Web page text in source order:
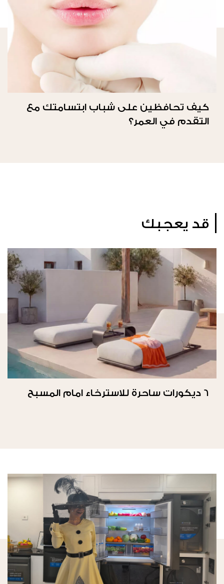
كيف تحافظين على شباب ابتسامتك مع
التقدم في العمر؟
قد يعجبك
6 ديكورات ساحرة للاسترخاء امام المسبح